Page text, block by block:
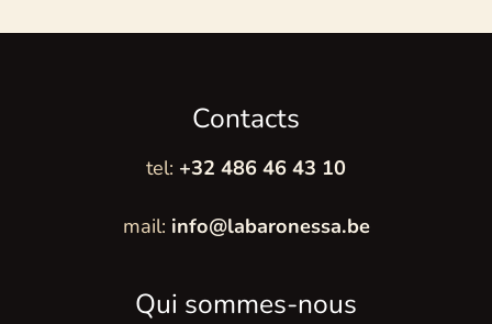
Contacts
tel: +32 486 46 43 10
mail: info@labaronessa.be
Qui sommes-nous